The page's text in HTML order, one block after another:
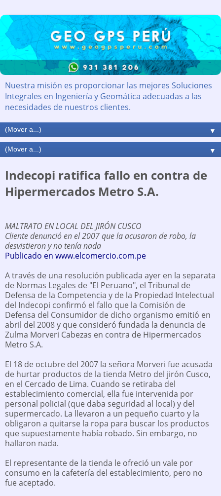
Nuestra misión es proporcionar las mejores Soluciones
Integrales en Ingeniería y Geomática adecuadas a las
necesidades de nuestros clientes.
▼
▼
Indecopi ratifica fallo en contra de
Hipermercados Metro S.A.
MALTRATO EN LOCAL DEL JIRÓN CUSCO
Cliente denunció en el 2007 que la acusaron de robo, la
desvistieron y no tenía nada
Publicado en www.elcomercio.com.pe
A través de una resolución publicada ayer en la separata
de Normas Legales de "El Peruano", el Tribunal de
Defensa de la Competencia y de la Propiedad Intelectual
del Indecopi confirmó el fallo que la Comisión de
Defensa del Consumidor de dicho organismo emitió en
abril del 2008 y que consideró fundada la denuncia de
Zulma Morveri Cabezas en contra de Hipermercados
Metro S.A.
El 18 de octubre del 2007 la señora Morveri fue acusada
de hurtar productos de la tienda Metro del jirón Cusco,
en el Cercado de Lima. Cuando se retiraba del
establecimiento comercial, ella fue intervenida por
personal policial (que daba seguridad al local) y del
supermercado. La llevaron a un pequeño cuarto y la
obligaron a quitarse la ropa para buscar los productos
que supuestamente había robado. Sin embargo, no
hallaron nada.
El representante de la tienda le ofreció un vale por
consumo en la cafetería del establecimiento, pero no
fue aceptado.